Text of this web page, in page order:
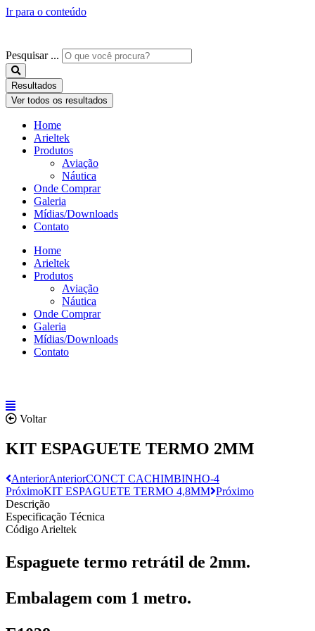
Ir para o conteúdo
Pesquisar ...
Resultados
Ver todos os resultados
Home
Arieltek
Produtos
Aviação
Náutica
Onde Comprar
Galeria
Mídias/Downloads
Contato
Home
Arieltek
Produtos
Aviação
Náutica
Onde Comprar
Galeria
Mídias/Downloads
Contato
Voltar
KIT ESPAGUETE TERMO 2MM
AnteriorAnteriorCONCT CACHIMBINHO-4
PróximoKIT ESPAGUETE TERMO 4,8MM Próximo
Descrição
Especificação Técnica
Código Arieltek
Espaguete termo retrátil de 2mm.
Embalagem com 1 metro.